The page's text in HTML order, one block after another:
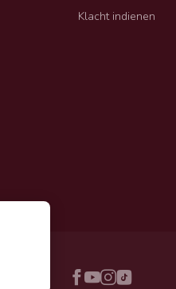
Klacht indienen